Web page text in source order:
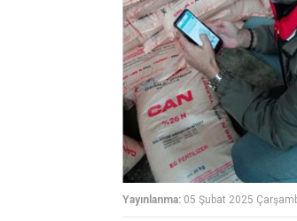
Yayınlanma: 05 Şubat 2025